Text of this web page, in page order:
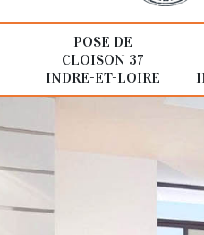
POSE DE
CLOISON 37
INDRE-ET-LOIRE